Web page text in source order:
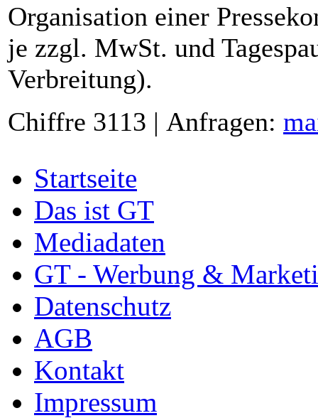
Organisation einer
je zzgl. MwSt. und
Verbreitung).
Chiffre 3113 | Anfragen:
Startseite
Das ist GT
Mediadaten
GT - Werbung &
Datenschutz
AGB
Kontakt
Impressum